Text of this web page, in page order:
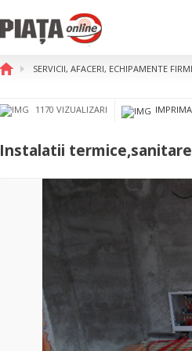
Instalatii termice,sanitare
SERVICII, AFACERI, ECHIPAMENTE
1170 VIZUALIZARI IMPRIMA
Instalatii